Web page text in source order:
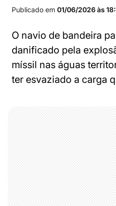
Publicado em 01/06/2026 às
O navio de bandeira
danificado pela
míssil nas águas
ter esvaziado a carga